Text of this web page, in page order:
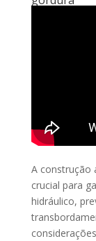
A construção
crucial para
hidráulico,